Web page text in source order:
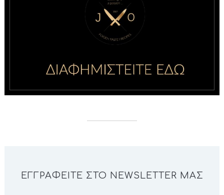
ΕΓΓΡΑΦΕΊΤΕ ΣΤΟ NEWSLETTER ΜΑΣ